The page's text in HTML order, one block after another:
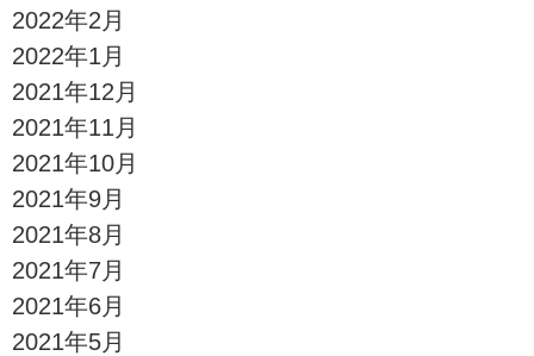
2022年2月
2022年1月
2021年12月
2021年11月
2021年10月
2021年9月
2021年8月
2021年7月
2021年6月
2021年5月